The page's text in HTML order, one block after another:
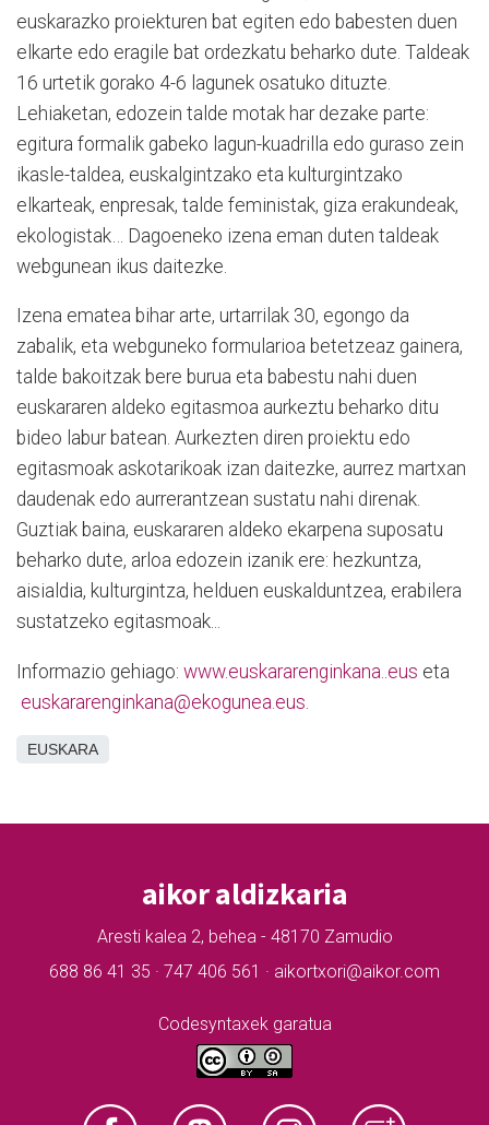
euskarazko proiekturen bat egiten edo babesten duen
elkarte edo eragile bat ordezkatu beharko dute. Taldeak
16 urtetik gorako 4-6 lagunek osatuko dituzte.
Lehiaketan, edozein talde motak har dezake parte:
egitura formalik gabeko lagun-kuadrilla edo guraso zein
ikasle-taldea, euskalgintzako eta kulturgintzako
elkarteak, enpresak, talde feministak, giza erakundeak,
ekologistak… Dagoeneko izena eman duten taldeak
webgunean ikus daitezke.
Izena ematea bihar arte, urtarrilak 30, egongo da
zabalik, eta webguneko formularioa betetzeaz gainera,
talde bakoitzak bere burua eta babestu nahi duen
euskararen aldeko egitasmoa aurkeztu beharko ditu
bideo labur batean. Aurkezten diren proiektu edo
egitasmoak askotarikoak izan daitezke, aurrez martxan
daudenak edo aurrerantzean sustatu nahi direnak.
Guztiak baina, euskararen aldeko ekarpena suposatu
beharko dute, arloa edozein izanik ere: hezkuntza,
aisialdia, kulturgintza, helduen euskalduntzea, erabilera
sustatzeko egitasmoak...
Informazio gehiago: www.euskararenginkana..eus eta
euskararenginkana@ekogunea.eus
EUSKARA
aikor aldizkaria
Aresti kalea 2, behea - 48170 Zamudio
688 86 41 35 · 747 406 561 · aikortxori@aikor.com
Codesyntaxek garatua